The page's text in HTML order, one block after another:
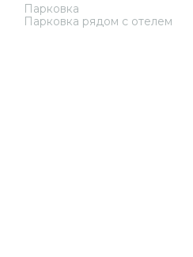
Парковка
Парковка рядом с отелем